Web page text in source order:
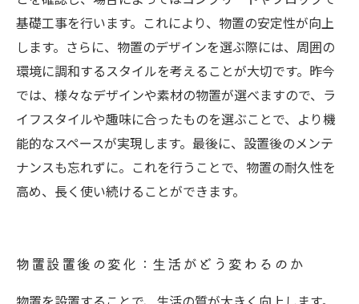
基礎工事を行います。これにより、物置の安定性が向上
します。さらに、物置のデザインを選ぶ際には、周囲の
環境に調和するスタイルを考えることが大切です。昨今
では、様々なデザインや素材の物置が選べますので、ラ
イフスタイルや趣味に合ったものを選ぶことで、より機
能的なスペースが実現します。最後に、設置後のメンテ
ナンスも忘れずに。これを行うことで、物置の耐久性を
高め、長く使い続けることができます。
物置設置後の変化：生活がどう変わるのか